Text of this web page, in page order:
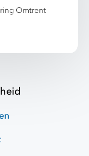
Omtrent